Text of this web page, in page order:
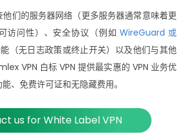
们的服务器网络（更多服务器通常意味着更
访问性）、安全协议（例如WireGuard 或
（无日志政策或终止开关）以及他们与其他
VPN 白标 VPN 提供最实惠的 VPN 业务优
、免费许可证和无隐藏费用。
us for White Label VPN